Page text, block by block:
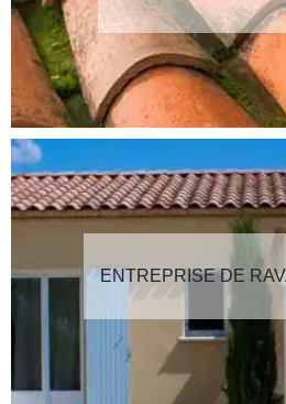
ENTREPRISE DE